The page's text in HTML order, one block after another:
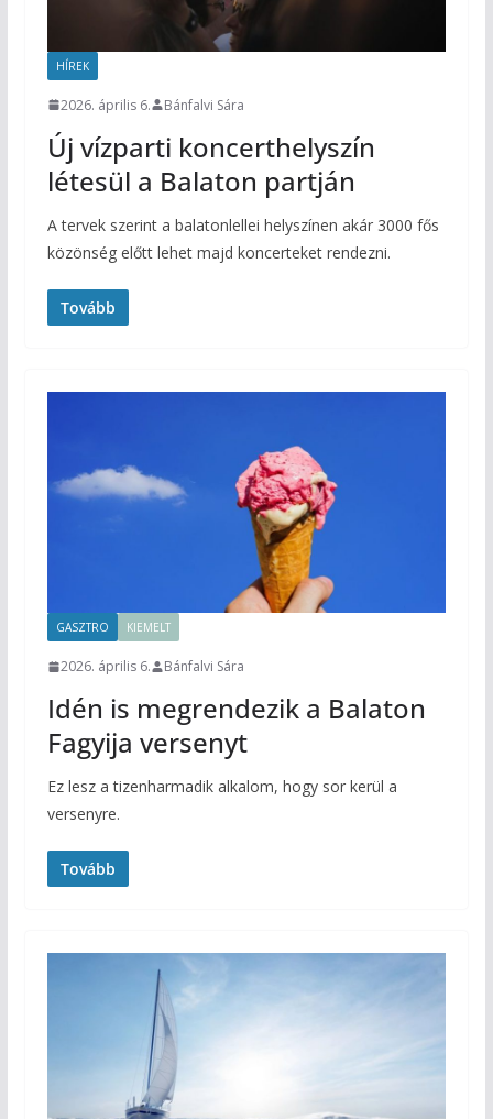
HÍREK
2026. április 6. Bánfalvi Sára
Új vízparti koncerthelyszín
létesül a Balaton partján
A tervek szerint a balatonlellei helyszínen akár 3000 fős
közönség előtt lehet majd koncerteket rendezni.
Tovább
GASZTRO KIEMELT
2026. április 6. Bánfalvi Sára
Idén is megrendezik a Balaton
Fagyija versenyt
Ez lesz a tizenharmadik alkalom, hogy sor kerül a
versenyre.
Tovább